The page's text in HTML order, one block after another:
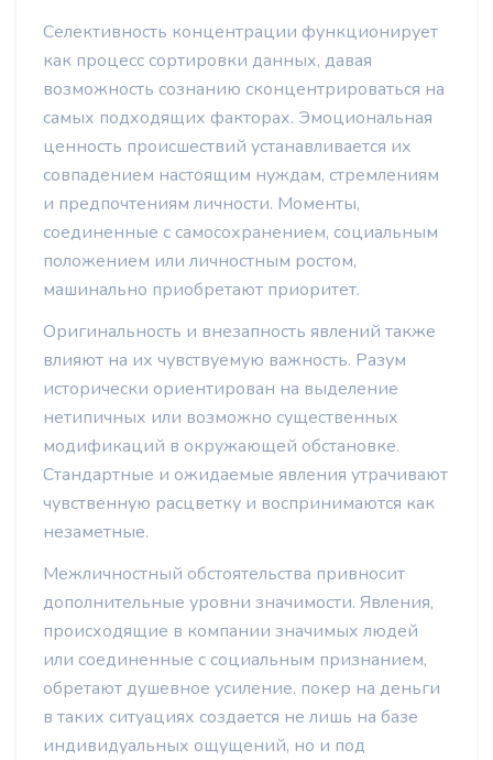
Селективность концентрации функционирует
как процесс сортировки данных, давая
возможность сознанию сконцентрироваться на
самых подходящих факторах. Эмоциональная
ценность происшествий устанавливается их
совпадением настоящим нуждам, стремлениям
и предпочтениям личности. Моменты,
соединенные с самосохранением, социальным
положением или личностным ростом,
машинально приобретают приоритет.
Оригинальность и внезапность явлений также
влияют на их чувствуемую важность. Разум
исторически ориентирован на выделение
нетипичных или возможно существенных
модификаций в окружающей обстановке.
Стандартные и ожидаемые явления утрачивают
чувственную расцветку и воспринимаются как
незаметные.
Межличностный обстоятельства привносит
дополнительные уровни значимости. Явления,
происходящие в компании значимых людей
или соединенные с социальным признанием,
обретают душевное усиление. покер на деньги
в таких ситуациях создается не лишь на базе
индивидуальных ощущений, но и под